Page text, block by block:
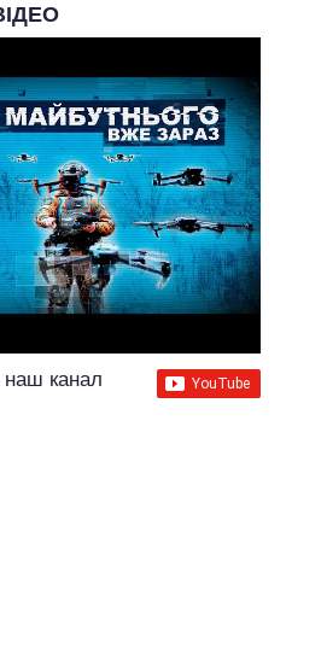
наш канал